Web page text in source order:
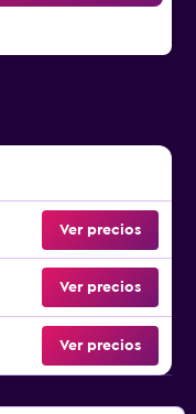
Ver precios
Ver precios
Ver precios